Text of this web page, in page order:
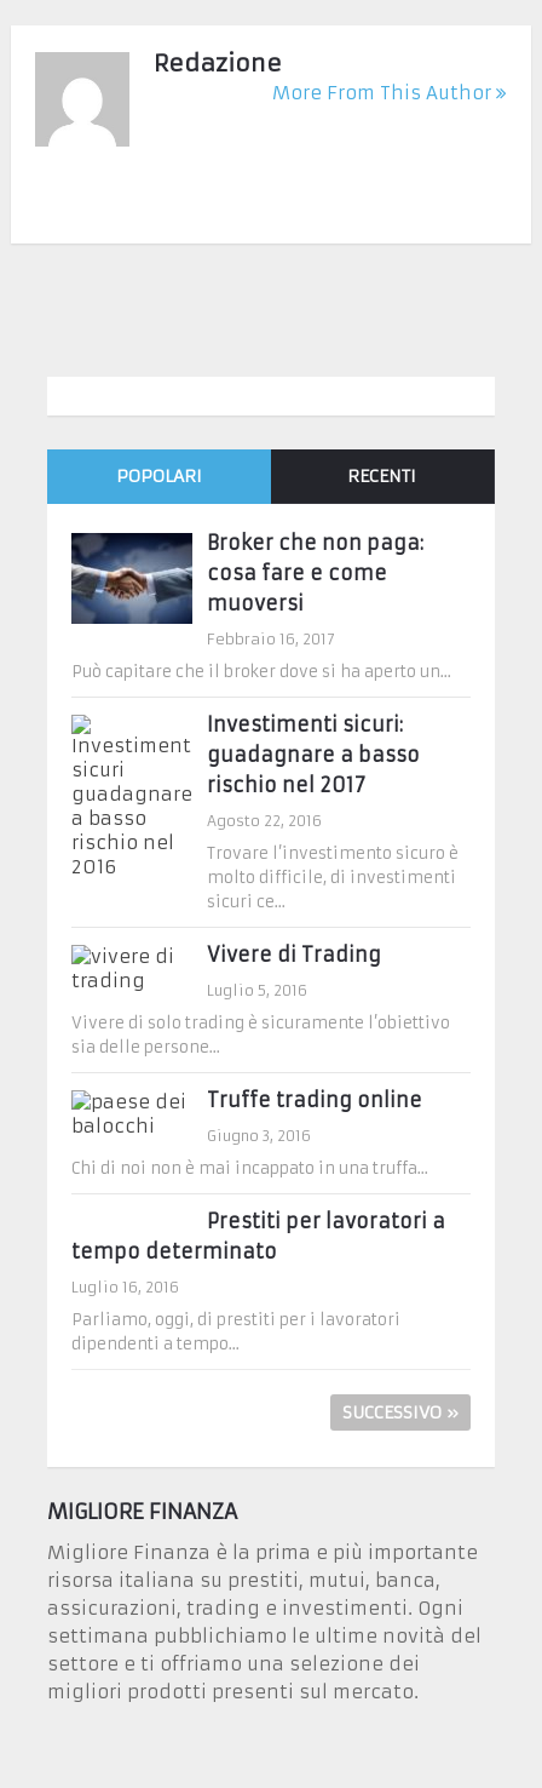
Redazione
More From This Author
POPOLARI RECENTI
Broker che non paga:
cosa fare e come
muoversi
Febbraio 16, 2017
Può capitare che il broker dove si ha aperto un...
Investimenti sicuri:
guadagnare a basso
rischio nel 2017
Agosto 22, 2016
Trovare l’investimento sicuro è
molto difficile, di investimenti
sicuri ce...
Vivere di Trading
Luglio 5, 2016
Vivere di solo trading è sicuramente l’obiettivo
sia delle persone...
Truffe trading online
Giugno 3, 2016
Chi di noi non è mai incappato in una truffa...
Prestiti per lavoratori a
tempo determinato
Luglio 16, 2016
Parliamo, oggi, di prestiti per i lavoratori
dipendenti a tempo...
SUCCESSIVO »
MIGLIORE FINANZA
Migliore Finanza è la prima e più importante
risorsa italiana su prestiti, mutui, banca,
assicurazioni, trading e investimenti. Ogni
settimana pubblichiamo le ultime novità del
settore e ti offriamo una selezione dei
migliori prodotti presenti sul mercato.